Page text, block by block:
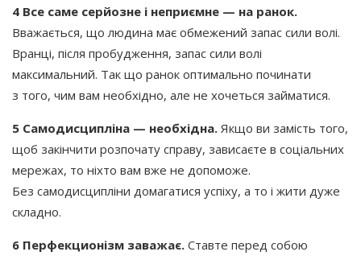
4 Все саме серйозне і неприємне — на ранок.
Вважається, що людина має обмежений запас сили волі.
Вранці, після пробудження, запас сили волі
максимальний. Так що ранок оптимально починати
з того, чим вам необхідно, але не хочеться займатися.
5 Самодисципліна — необхідна. Якщо ви замість того,
щоб закінчити розпочату справу, зависаєте в соціальних
мережах, то ніхто вам вже не допоможе.
Без самодисципліни домагатися успіху, а то і жити дуже
складно.
6 Перфекционізм заважає. Ставте перед собою